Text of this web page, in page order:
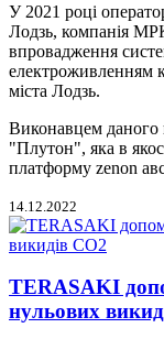
У 2021 році
Лодзь, компанія
впровадження
електроживленням
міста Лодзь.
Виконавцем даного
"Плутон", яка в
платформу zenon
14.12.2022
TERASAKI
нульових